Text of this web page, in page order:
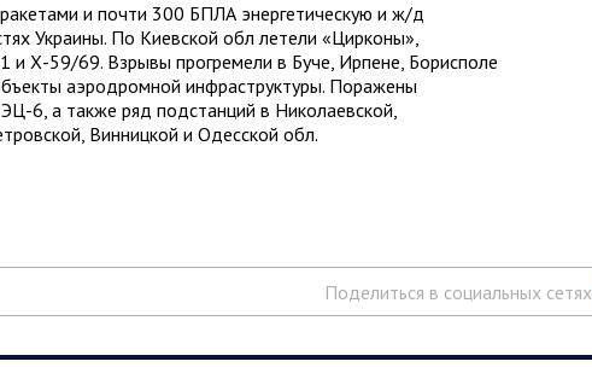
и почти 300 БПЛА энергетическую и ж/д
Украины. По Киевской обл летели «Цирконы»,
и Х-59/69. Взрывы прогремели в Буче, Ирпене, Борисполе
аэродромной инфраструктуры. Поражены
6, а также ряд подстанций в Николаевской,
Винницкой и Одесской обл.
Поделиться в социальных сетях